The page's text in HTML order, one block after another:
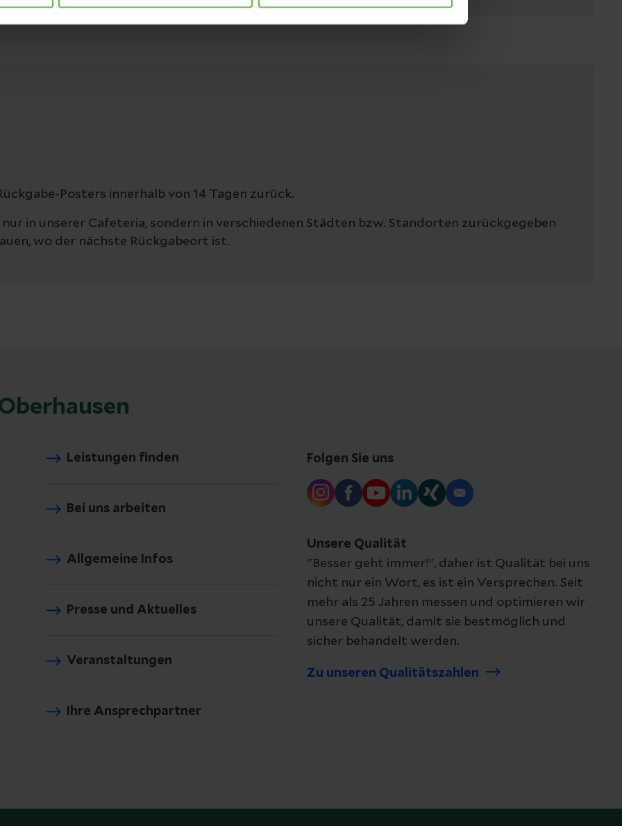
Posters innerhalb von 14 Tagen zurück.
in unserer Cafeteria, sondern in verschiedenen Städten bzw. Standorten zurückgegeben
wo der nächste Rückgabeort ist.
Leistungen finden
Bei uns arbeiten
Allgemeine Infos
Presse und Aktuelles
Veranstaltungen
Ihre Ansprechpartner
Folgen Sie uns
Unsere Qualität
"Besser geht immer!", daher ist Qualität bei uns
nicht nur ein Wort, es ist ein Versprechen. Seit
mehr als 25 Jahren messen und optimieren wir
unsere Qualität, damit sie bestmöglich und
sicher behandelt werden.
Zu unseren Qualitätszahlen